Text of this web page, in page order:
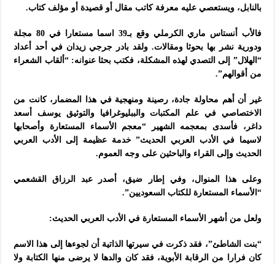
بالنابل، ويستعصي عليه معرفة كاتب مقال أو قصيدة أو مؤلف كتاب.
فالأب أنستاس ماري الكرملي وقع بـ39 اسما مستعارا في 80 مجلة
ودورية نشر بها بحوثا ومقالات. ولقد بادر جرجي زيدان في أحد أعداد
“الهلال” إلى التصدي لهذه المشكلة، فكتب بحثا عنوانه: “ألقاب الشعراء
من أقوالهم”.
غير أن أهم محاولة جادة، رصينة ومنهجية في هذا المضمار، كانت من
الاختصاصي في علم المكتبات والببليوغرافيا والتوثيق يوسف أسعد
داغر، فأسدى بمعجمه الشهير “معجم الأسماء المستعارة وأصحابها
لاسيما في الأدب العربي الحديث” خدمة عظيمة إلى الأدب العربي
الحديث وإلى القراء والباحثين على وجه العموم.
وعلى هذا المنوال، وفي إطار ضيق، أصدر عبد الرزاق القشعمي
“الأسماء المستعارة للكتاب السعوديين”.
ولعل من أشهر الأسماء المستعارة في الأدب العربي الحديث:
“بنت الشاطئ”، فقد ذكرت في سيرتها الذاتية أن لجوءها إلى هذا الاسم
كان فرارا من الرقابة الأبوية، فقد كان والدها لا يرضى منها الكتابة ولا